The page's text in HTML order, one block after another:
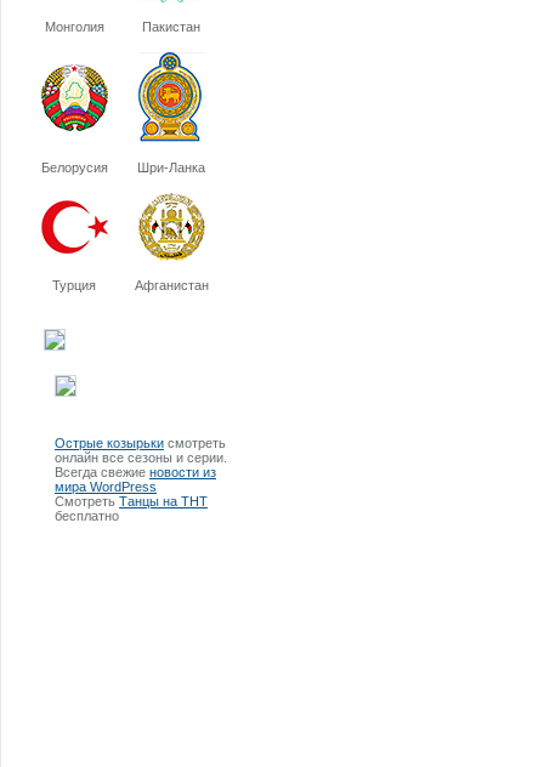
Монголия Пакистан
Белорусия Шри-Ланка
Турция Афганистан
Острые козырьки смотреть
онлайн все сезоны и серии.
Всегда свежие новости из
мира WordPress
Смотреть Танцы на ТНТ
бесплатно